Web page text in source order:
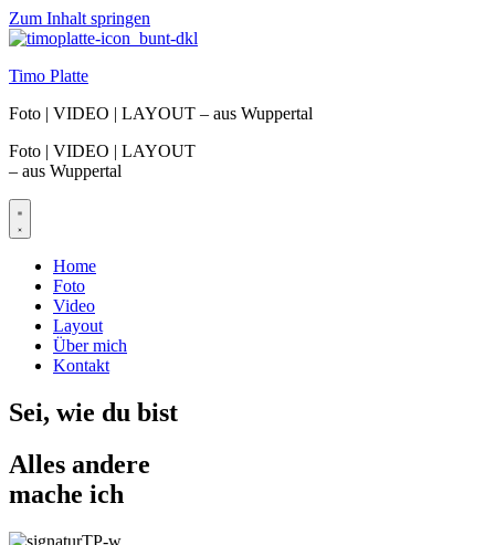
Zum Inhalt springen
Timo Platte
Foto | VIDEO | LAYOUT – aus Wuppertal
Foto | VIDEO | LAYOUT
– aus Wuppertal
Home
Foto
Video
Layout
Über mich
Kontakt
Sei, wie du bist
Alles andere
mache ich